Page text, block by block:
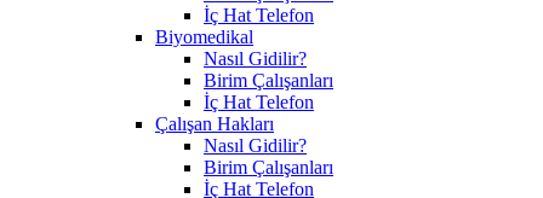
İç Hat Telefon
Biyomedikal
Nasıl Gidilir?
Birim Çalışanları
İç Hat Telefon
Çalışan Hakları
Nasıl Gidilir?
Birim Çalışanları
İç Hat Telefon